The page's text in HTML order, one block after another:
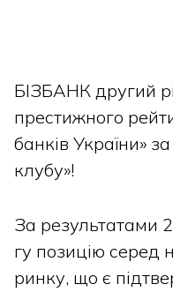
БІЗБАНК другий
престижного
банків України»
клубу»!
За результатами
гу позицію серед
ринку, що є